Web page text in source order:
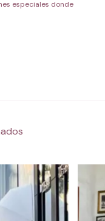
especiales donde